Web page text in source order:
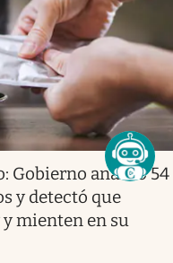
Gobierno analizó 54
y detectó que
mienten en su